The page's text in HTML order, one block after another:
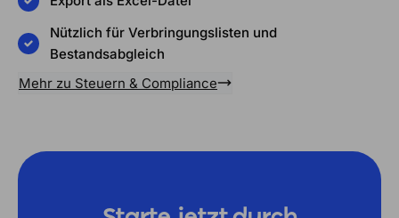
Nützlich für Verbringungslisten und
Bestandsabgleich
Mehr zu Steuern & Compliance